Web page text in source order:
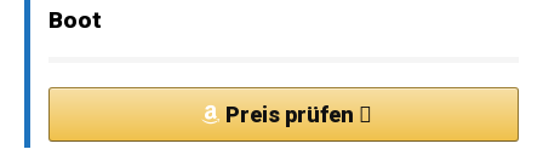
Boot
Preis prüfen